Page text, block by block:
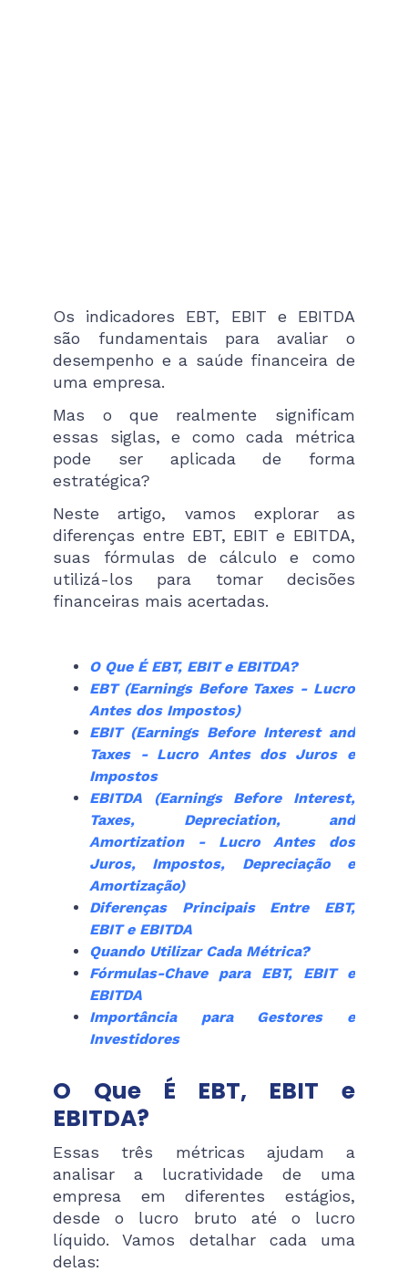
Os indicadores EBT, EBIT e EBITDA
são fundamentais para avaliar o
desempenho e a saúde financeira de
uma empresa.
Mas o que realmente significam
essas siglas, e como cada métrica
pode ser aplicada de forma
estratégica?
Neste artigo, vamos explorar as
diferenças entre EBT, EBIT e EBITDA,
suas fórmulas de cálculo e como
utilizá-los para tomar decisões
financeiras mais acertadas.
O Que É EBT, EBIT e EBITDA?
EBT (Earnings Before Taxes - Lucro
Antes dos Impostos)
EBIT (Earnings Before Interest and
Taxes - Lucro Antes dos Juros e
Impostos
EBITDA (Earnings Before Interest,
Taxes, Depreciation, and
Amortization - Lucro Antes dos
Juros, Impostos, Depreciação e
Amortização)
Diferenças Principais Entre EBT,
EBIT e EBITDA
Quando Utilizar Cada Métrica?
Fórmulas-Chave para EBT, EBIT e
EBITDA
Importância para Gestores e
Investidores
O Que É EBT, EBIT e
EBITDA?
Essas três métricas ajudam a
analisar a lucratividade de uma
empresa em diferentes estágios,
desde o lucro bruto até o lucro
líquido. Vamos detalhar cada uma
delas: